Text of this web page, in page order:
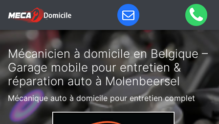
Mécanicien à domicile en Belgique –
Garage mobile pour entretien &
réparation auto à Molenbeersel
Mécanique auto à domicile pour entretien complet